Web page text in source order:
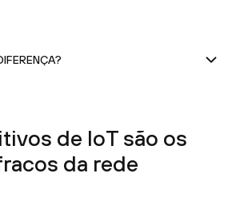
de IoT são os
da rede